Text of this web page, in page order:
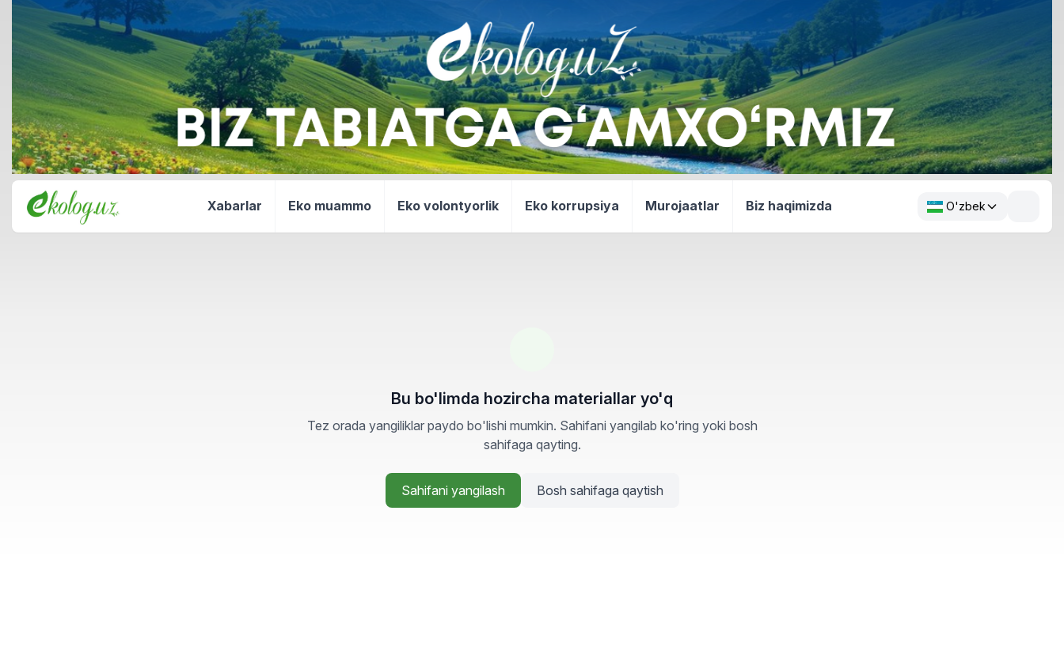
Xabarlar Eko muammo Eko volontyorlik Eko korrupsiya Murojaatlar Biz haqimizda O'zbek
Bu bo'limda hozircha materiallar yo'q
Tez orada yangiliklar paydo bo'lishi mumkin. Sahifani yangilab ko'ring yoki bosh
sahifaga qayting.
Sahifani yangilash Bosh sahifaga qaytish